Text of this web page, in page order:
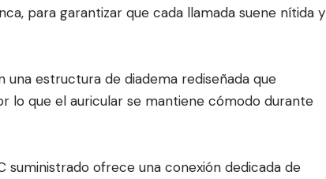
para garantizar que cada llamada suene nítida y
una estructura de diadema rediseñada que
lo que el auricular se mantiene cómodo durante
suministrado ofrece una conexión dedicada de